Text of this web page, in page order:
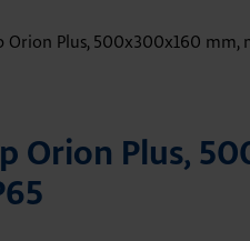
Orion Plus, 500x300x160 mm,
Orion Plus,